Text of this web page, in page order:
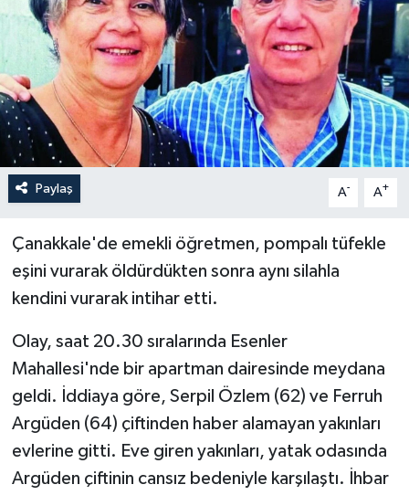
Paylaş A- A+
Çanakkale'de emekli öğretmen, pompalı tüfekle
eşini vurarak öldürdükten sonra aynı silahla
kendini vurarak intihar etti.
Olay, saat 20.30 sıralarında Esenler
Mahallesi'nde bir apartman dairesinde meydana
geldi. İddiaya göre, Serpil Özlem (62) ve Ferruh
Argüden (64) çiftinden haber alamayan yakınları
evlerine gitti. Eve giren yakınları, yatak odasında
Argüden çiftinin cansız bedeniyle karşılaştı. İhbar